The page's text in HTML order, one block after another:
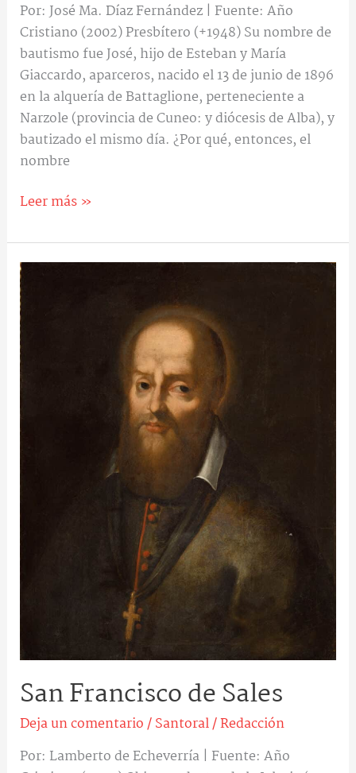
Por: José Ma. Díaz Fernández | Fuente: Año
Cristiano (2002) Presbítero (+1948) Su nombre de
bautismo fue José, hijo de Esteban y María
Giaccardo, aparceros, nacido el 13 de junio de 1896
en la alquería de Battaglione, perteneciente a
Narzole (provincia de Cuneo: y diócesis de Alba), y
bautizado el mismo día. ¿Por qué, entonces, el
nombre
Leer más »
San Francisco de Sales
Deja un comentario/Santoral/Redacción
Por: Lamberto de Echeverría | Fuente: Año
San
Francisco
de
Sales